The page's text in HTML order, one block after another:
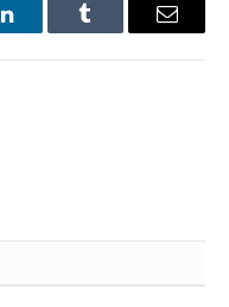
LinkedInTumblr Имэйл